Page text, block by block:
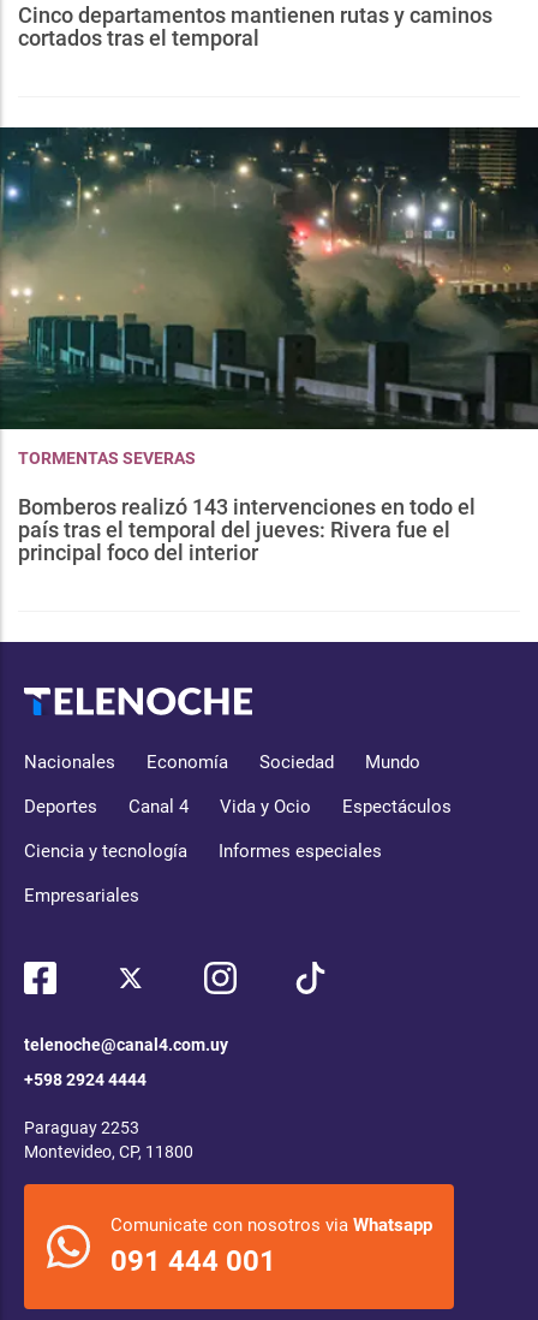
Cinco departamentos mantienen rutas y caminos
cortados tras el temporal
TORMENTAS SEVERAS
Bomberos realizó 143 intervenciones en todo el
país tras el temporal del jueves: Rivera fue el
principal foco del interior
Nacionales Economía Sociedad Mundo
Deportes Canal 4 Vida y Ocio Espectáculos
Ciencia y tecnología Informes especiales
Empresariales
telenoche@canal4.com.uy
+598 2924 4444
Paraguay 2253
Montevideo, CP, 11800
Comunicate con nosotros via Whatsapp
091 444 001